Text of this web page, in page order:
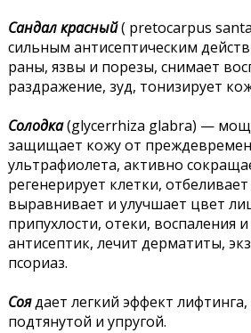
Сандал красный( pretocarpus
сильным антисептическим
раны, язвы и порезы, снимает
раздражение, зуд, тонизирует
Солодка(glycerrhiza glabra) —
защищает кожу от
ультрафиолета, активно
регенерирует клетки,
выравнивает и улучшает цвет
припухлости, отеки, воспаления
антисептик, лечит дерматиты,
псориаз.
Соядает легкий эффект
подтянутой и упругой.